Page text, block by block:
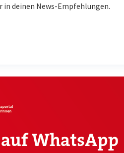
in deinen News-Empfehlungen.